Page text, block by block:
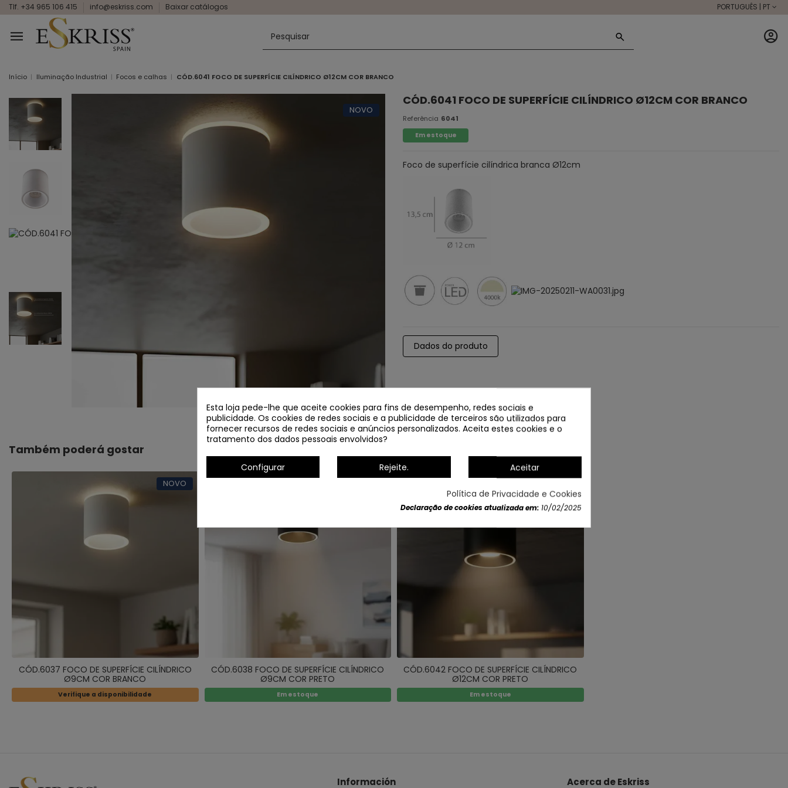
Tlf. +34 965 106 415 info@eskriss.com Baixar catálogos PORTUGUÊS | PT
Início Iluminação Industrial Focos e calhas CÓD.6041 FOCO DE SUPERFÍCIE CILÍNDRICO Ø12CM COR BRANCO
NOVO
CÓD.6041 FOCO DE SUPERFÍCIE CILÍNDRICO Ø12CM COR BRANCO
Referência 6041
Em estoque
Foco de superfície cilíndrica branca Ø12cm
Dados do produto
Também poderá gostar
NOVO
CÓD.6037 FOCO DE SUPERFÍCIE CILÍNDRICO
Ø9CM COR BRANCO
Verifique a disponibilidade
CÓD.6038 FOCO DE SUPERFÍCIE CILÍNDRICO
Ø9CM COR PRETO
Em estoque
CÓD.6042 FOCO DE SUPERFÍCIE CILÍNDRICO
Ø12CM COR PRETO
Em estoque
Información Acerca de Eskriss
Esta loja pede-lhe que aceite cookies para fins de desempenho, redes sociais e
publicidade. Os cookies de redes sociais e a publicidade de terceiros são utilizados para
fornecer recursos de redes sociais e anúncios personalizados. Aceita estes cookies e o
tratamento dos dados pessoais envolvidos?
Configurar Rejeite. Aceitar
Política de Privacidade e Cookies
Declaração de cookies atualizada em: 10/02/2025